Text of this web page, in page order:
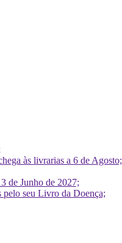
às livrarias a 6 de Agosto;
de Junho de 2027;
seu Livro da Doença;